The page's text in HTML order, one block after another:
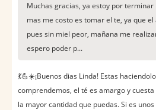
Muchas gracias, ya estoy por terminar
mas me costo es tomar el te, ya que
pues sin miel peor, mañana me
espero poder p...
💃💪☀️¡Buenos dias Linda! Estas
comprendemos, el té es amargo y
la mayor cantidad que puedas. Si es